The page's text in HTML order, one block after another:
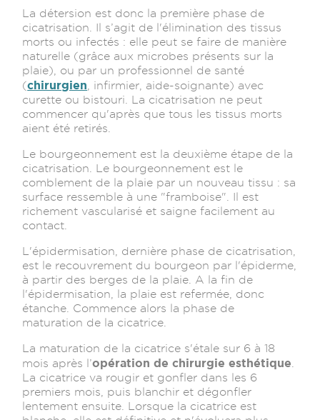
La détersion est donc la première phase de
cicatrisation. Il s’agit de l'élimination des tissus
morts ou infectés : elle peut se faire de manière
naturelle (grâce aux microbes présents sur la
plaie), ou par un professionnel de santé
(chirurgien , infirmier, aide-soignante) avec
curette ou bistouri. La cicatrisation ne peut
commencer qu'après que tous les tissus morts
aient été retirés.
Le bourgeonnement est la deuxième étape de la
cicatrisation. Le bourgeonnement est le
comblement de la plaie par un nouveau tissu : sa
surface ressemble à une "framboise". Il est
richement vascularisé et saigne facilement au
contact.
L'épidermisation, dernière phase de cicatrisation,
est le recouvrement du bourgeon par l'épiderme,
à partir des berges de la plaie. A la fin de
l'épidermisation, la plaie est refermée, donc
étanche. Commence alors la phase de
maturation de la cicatrice.
La maturation de la cicatrice s'étale sur 6 à 18
mois après l’opération de chirurgie esthétique
La cicatrice va rougir et gonfler dans les 6
premiers mois, puis blanchir et dégonfler
lentement ensuite. Lorsque la cicatrice est